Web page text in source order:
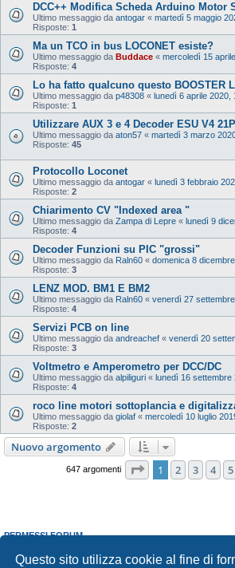
Questo sito utilizza cookie al fine di
DCC++ Modifica Scheda Arduino Motor
Ultimo messaggio da antogar « martedì 5 maggio
Risposte: 1
Ma un TCO in bus LOCONET esiste?
Ultimo messaggio da Buddace « mercoledì 15
Risposte: 4
Lo ha fatto qualcuno questo BOOSTER
Ultimo messaggio da p48308 « lunedì 6 aprile 2020,
Risposte: 1
Utilizzare AUX 3 e 4 Decoder ESU V4 21P
Ultimo messaggio da aton57 « martedì 3 marzo
Risposte: 45
Protocollo Loconet
Ultimo messaggio da antogar « lunedì 3 febbraio
Risposte: 2
Chiarimento CV "Indexed area "
Ultimo messaggio da Zampa di Lepre « lunedì 9
Risposte: 4
Decoder Funzioni su PIC "grossi"
Ultimo messaggio da Raln60 « domenica 8
Risposte: 3
LENZ MOD. BM1 E BM2
Ultimo messaggio da Raln60 « venerdì 27
Risposte: 4
Servizi PCB on line
Ultimo messaggio da andreachef « venerdì 20
Risposte: 3
Voltmetro e Amperometro per DCC/DC
Ultimo messaggio da alpiliguri « lunedì 16 settembre
Risposte: 4
roco line motori sottoplancia e
Ultimo messaggio da giolaf « mercoledì 10 luglio
Risposte: 2
Nuovo argomento
647 argomenti Pagina di 13
1 2 3 4 5
PERMESSI FORUM
Non puoirispondere negli argomenti